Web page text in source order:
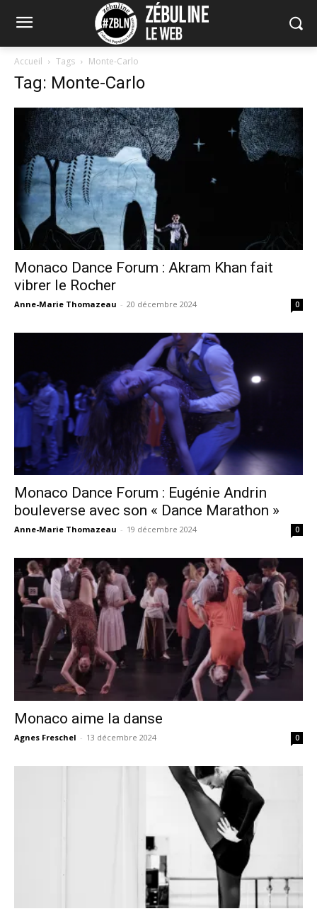
Accueil Tags Monte-Carlo
Tag: Monte-Carlo
Monaco Dance Forum : Akram Khan fait
vibrer le Rocher
Anne-Marie Thomazeau - 20 décembre 2024 0
Monaco Dance Forum : Eugénie Andrin
bouleverse avec son « Dance Marathon »
Anne-Marie Thomazeau - 19 décembre 2024 0
Monaco aime la danse
Agnes Freschel - 13 décembre 2024 0